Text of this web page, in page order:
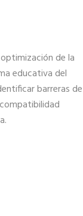
de la
educativa del
barreras de